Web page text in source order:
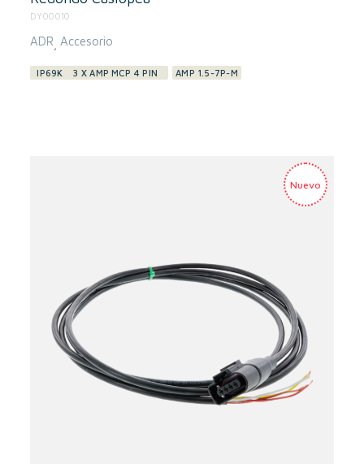
DY00010
ADR ,Accesorio
IP69K 3 X AMP MCP 4 PIN AMP 1.5-7P-M